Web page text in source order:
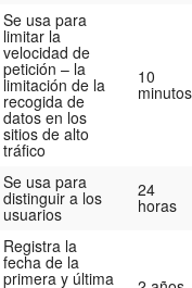
Se usa para
limitar la
velocidad de
petición – la
limitación de la
recogida de
datos en los
sitios de alto
tráfico
10
minutos
Se usa para
distinguir a los
usuarios
24
horas
Registra la
fecha de la
primera y última